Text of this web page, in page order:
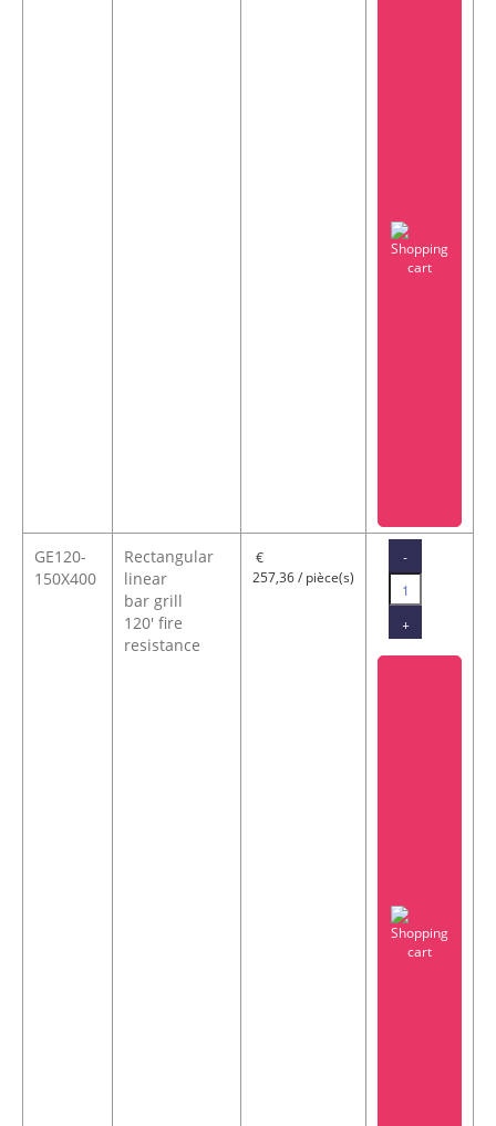
GE120-
150X400
Rectangular
linear
bar grill
120' fire
resistance
257,36 / pièce(s)